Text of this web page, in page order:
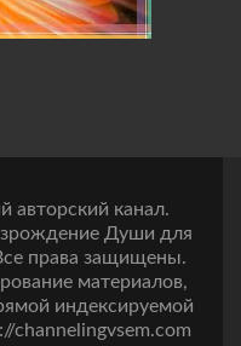
авторский канал.
Души для
права защищены.
материалов,
индексируемой
channelingvsem.com